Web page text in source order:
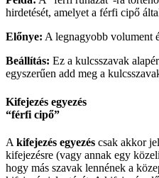
hirdetését, amelyet a férfi cipő
Előnye: A legnagyobb volument
Beállítás: Ez a kulcsszavak
egyszerűen add meg a
Kifejezés egyezés
“férfi cipő”
A kifejezés egyezés csak akkor
kifejezésre (vagy annak egy
hogy más szavak lennének a